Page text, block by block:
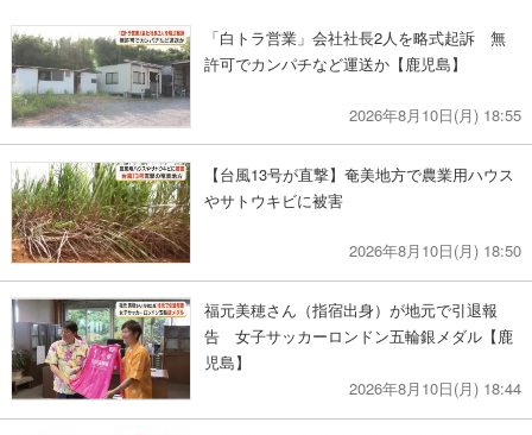
「白トラ営業」会社社長2人を略式起訴 無
許可でカンパチなど運送か【鹿児島】
2026年8月10日(月) 18:55
【台風13号が直撃】奄美地方で農業用ハウス
やサトウキビに被害
2026年8月10日(月) 18:50
福元美穂さん（指宿出身）が地元で引退報
告 女子サッカーロンドン五輪銀メダル【鹿
児島】
2026年8月10日(月) 18:44